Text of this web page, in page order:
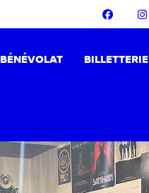
BÉNÉVOLAT BILLETTERIE